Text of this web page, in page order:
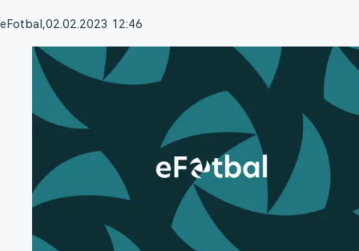
eFotbal,02.02.2023 12:46